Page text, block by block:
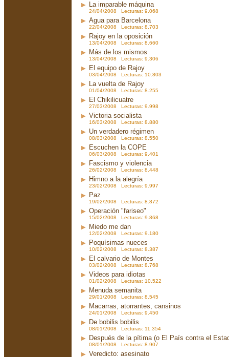
La imparable máquina
24/04/2008 Lecturas: 9.068
Agua para Barcelona
22/04/2008 Lecturas: 8.703
Rajoy en la oposición
13/04/2008 Lecturas: 8.660
Más de los mismos
13/04/2008 Lecturas: 9.306
El equipo de Rajoy
03/04/2008 Lecturas: 10.803
La vuelta de Rajoy
01/04/2008 Lecturas: 8.255
El Chikilicuatre
27/03/2008 Lecturas: 9.998
Victoria socialista
16/03/2008 Lecturas: 8.880
Un verdadero régimen
08/03/2008 Lecturas: 8.550
Escuchen la COPE
06/03/2008 Lecturas: 9.401
Fascismo y violencia
26/02/2008 Lecturas: 8.448
Himno a la alegría
23/02/2008 Lecturas: 9.997
Paz
19/02/2008 Lecturas: 8.872
Operación "fariseo"
15/02/2008 Lecturas: 9.868
Miedo me dan
12/02/2008 Lecturas: 9.180
Poquísimas nueces
10/02/2008 Lecturas: 8.387
El calvario de Montes
03/02/2008 Lecturas: 8.768
Videos para idiotas
01/02/2008 Lecturas: 10.522
Menuda semanita
29/01/2008 Lecturas: 8.545
Macarras, atorrantes, cansinos
24/01/2008 Lecturas: 9.450
De bobilis bobilis
08/01/2008 Lecturas: 11.354
Después de la pítima (o El País contra el
08/01/2008 Lecturas: 8.907
Veredicto: asesinato